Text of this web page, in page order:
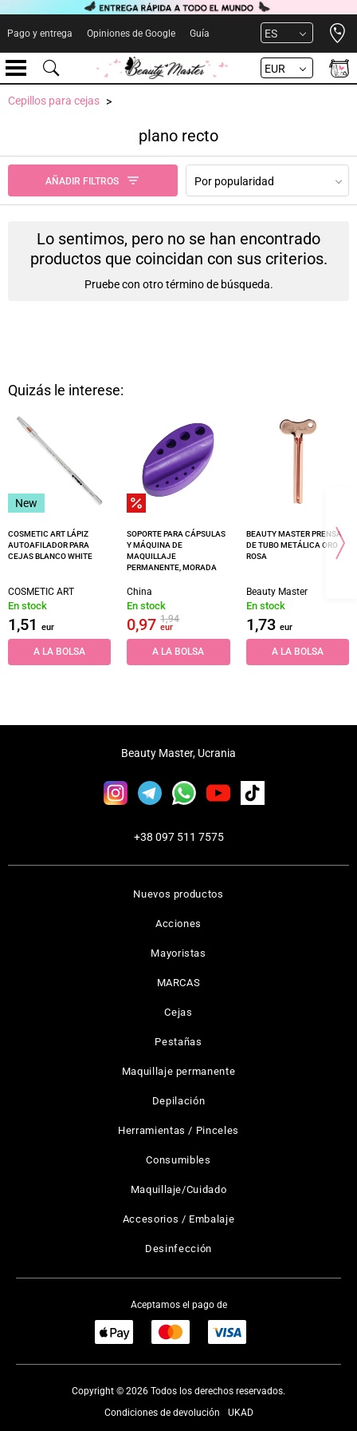
Pago y entrega Opiniones de Google Guía ES
EUR
Cepillos para cejas
plano recto
AÑADIR FILTROS Por popularidad
Lo sentimos, pero no se han encontrado
productos que coincidan con sus criterios.
Pruebe con otro término de búsqueda.
Quizás le interese:
New
COSMETIC ART LÁPIZ
AUTOAFILADOR PARA
CEJAS BLANCO WHITE
COSMETIC ART
En stock
1,51 eur
A LA BOLSA
SOPORTE PARA CÁPSULAS
Y MÁQUINA DE
MAQUILLAJE
PERMANENTE, MORADA
China
En stock
0,971,94
eur
A LA BOLSA
BEAUTY MASTER PRENSA
DE TUBO METÁLICA ORO
ROSA
Beauty Master
En stock
1,73 eur
A LA BOLSA
Nuevos productos
Acciones
Mayoristas
MARCAS
Cejas
Pestañas
Maquillaje permanente
Depilación
Herramientas / Pinceles
Consumibles
Maquillaje/Cuidado
Accesorios / Embalaje
Desinfección
Beauty Master, Ucrania
+38 097 511 7575
Aceptamos el pago de
Copyright © 2026 Todos los derechos reservados.
UKAD
Condiciones de devolución